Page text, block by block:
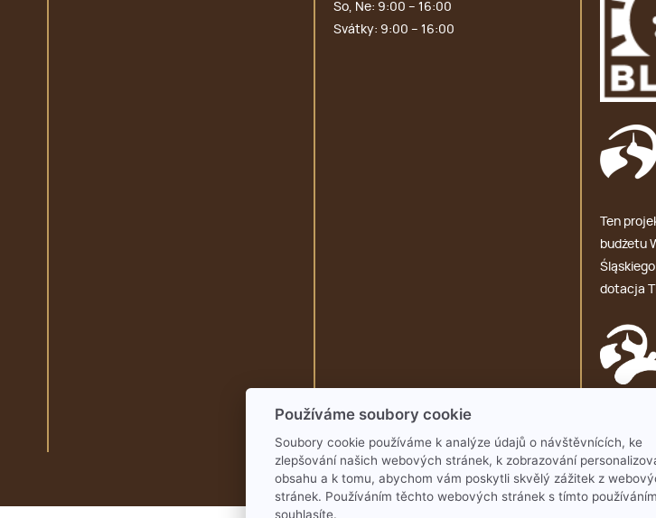
So, Ne: 9:00 – 16:00
Svátky: 9:00 – 16:00
Ten
budżetu
dotacja
Používáme soubory cookie
Soubory cookie používáme k analýze údajů o návštěvnících, ke
zlepšování našich webových stránek, k zobrazování
obsahu a k tomu, abychom vám poskytli skvělý zážitek z
stránek. Používáním těchto webových stránek s tímto používáním
souhlasíte.